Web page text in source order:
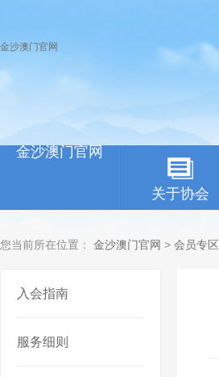
金沙澳门官网
金沙澳门官网
关于协会
您当前所在位置： 金沙澳门官网 > 会员专区
入会指南
服务细则